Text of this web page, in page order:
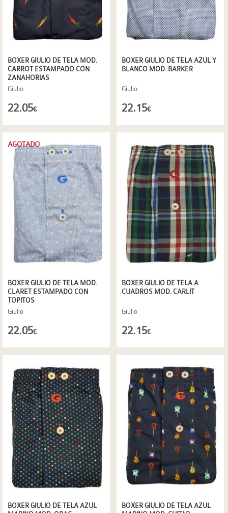
BOXER GIULIO DE TELA MOD.
CARROT ESTAMPADO CON
ZANAHORIAS
Giulio
22.05€
BOXER GIULIO DE TELA AZUL Y
BLANCO MOD. BARKER
Giulio
22.15€
BOXER GIULIO DE TELA MOD.
CLARET ESTAMPADO CON
TOPITOS
Giulio
AGOTADO
22.05€
BOXER GIULIO DE TELA A
CUADROS MOD. CARLIT
Giulio
22.15€
BOXER GIULIO DE TELA AZUL
BOXER GIULIO DE TELA AZUL